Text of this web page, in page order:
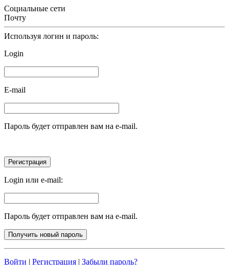
Социальные сети
Почту
Используя логин и пароль:
Login
E-mail
Пароль будет отправлен вам на e-mail.
Login или e-mail:
Пароль будет отправлен вам на e-mail.
Войти | Регистрация | Забыли пароль?